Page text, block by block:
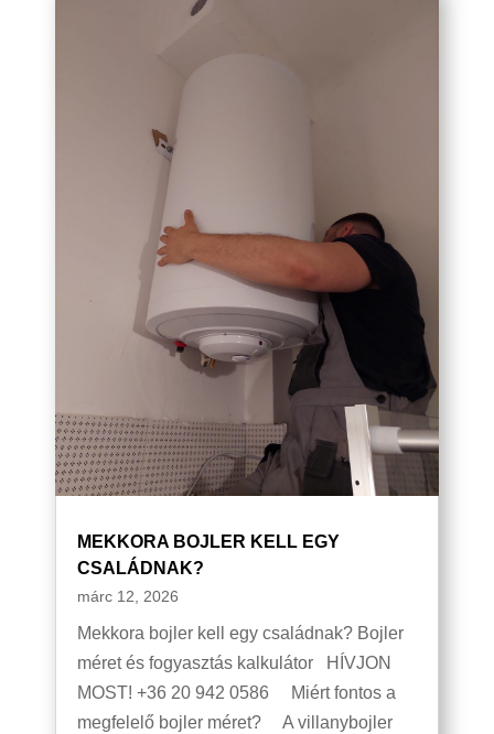
MEKKORA BOJLER KELL EGY
CSALÁDNAK?
márc 12, 2026
Mekkora bojler kell egy családnak? Bojler
méret és fogyasztás kalkulátor HÍVJON
MOST! +36 20 942 0586 Miért fontos a
megfelelő bojler méret? A villanybojler